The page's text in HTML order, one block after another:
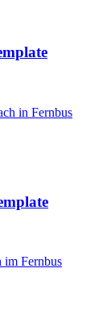
in Fernbus
Fernbus